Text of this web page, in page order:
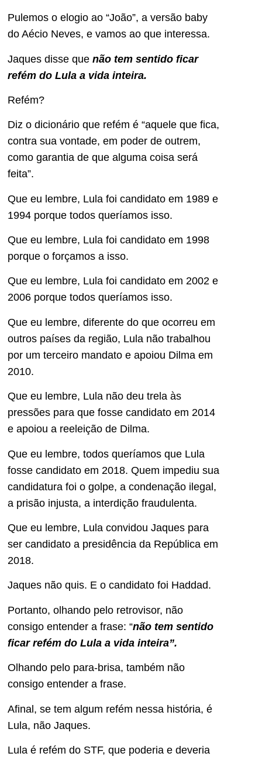
Pulemos o elogio ao “João”, a versão baby
do Aécio Neves, e vamos ao que interessa.
Jaques disse que não tem sentido ficar
refém do Lula a vida inteira.
Refém?
Diz o dicionário que refém é “aquele que fica,
contra sua vontade, em poder de outrem,
como garantia de que alguma coisa será
feita”.
Que eu lembre, Lula foi candidato em 1989 e
1994 porque todos queríamos isso.
Que eu lembre, Lula foi candidato em 1998
porque o forçamos a isso.
Que eu lembre, Lula foi candidato em 2002 e
2006 porque todos queríamos isso.
Que eu lembre, diferente do que ocorreu em
outros países da região, Lula não trabalhou
por um terceiro mandato e apoiou Dilma em
2010.
Que eu lembre, Lula não deu trela às
pressões para que fosse candidato em 2014
e apoiou a reeleição de Dilma.
Que eu lembre, todos queríamos que Lula
fosse candidato em 2018. Quem impediu sua
candidatura foi o golpe, a condenação ilegal,
a prisão injusta, a interdição fraudulenta.
Que eu lembre, Lula convidou Jaques para
ser candidato a presidência da República em
2018.
Jaques não quis. E o candidato foi Haddad.
Portanto, olhando pelo retrovisor, não
consigo entender a frase: “não tem sentido
ficar refém do Lula a vida inteira”.
Olhando pelo para-brisa, também não
consigo entender a frase.
Afinal, se tem algum refém nessa história, é
Lula, não Jaques.
Lula é refém do STF, que poderia e deveria